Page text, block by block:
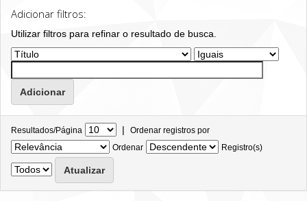
Adicionar filtros:
Utilizar filtros para refinar o resultado de busca.
Resultados/Página | Ordenar registros por
Ordenar
Registro(s)